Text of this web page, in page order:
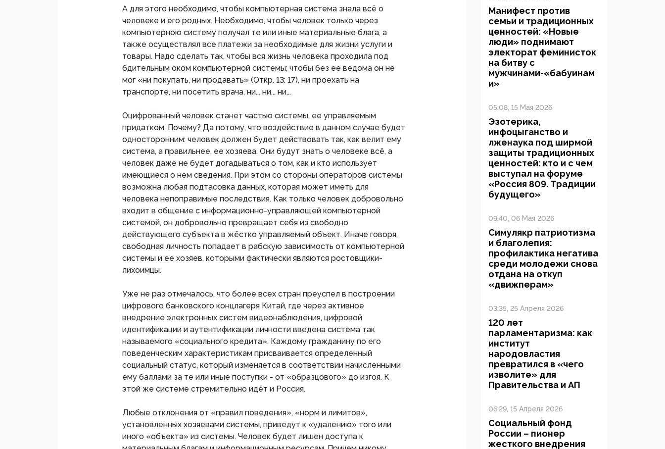
А для этого необходимо, чтобы компьютерная система знала всё о
человеке и его родных. Необходимо, чтобы человек только через
компьютерною систему получал те или иные материальные блага, а
также осуществлял все платежи за необходимые для жизни услуги и
товары. Надо сделать так, чтобы вся жизнь человека проходила под
бдительным оком компьютерной системы; чтобы без ее ведома он не
мог «ни покупать, ни продавать» (Откр. 13: 17), ни проехать на
транспорте, ни посетить врача, ни... ни... ни...
Оцифрованный человек станет частью системы, ее управляемым
придатком. Почему? Да потому, что воздействие в данном случае будет
односторонним: человек должен будет действовать так, как велит ему
система, а правильнее, ее хозяева. Они будут знать о человеке всё, а
человек даже не будет догадываться о том, как и кто использует
имеющиеся о нем сведения. При этом со стороны операторов системы
возможна любая подтасовка данных, которая может иметь для
человека непоправимые последствия. Как только человек добровольно
входит в общение с информационно-управляющей компьютерной
системой, он добровольно превращает себя из свободно
действующего субъекта в жёстко управляемый объект. Иначе говоря,
свободная личность попадает в рабскую зависимость от компьютерной
системы и ее хозяев, которыми фактически являются ростовщики-
лихоимцы.
Уже не раз отмечалось, что более всех стран преуспел в построении
цифрового банковского концлагеря Китай, где через активное
внедрение электронных систем видеонаблюдения, цифровой
идентификации и аутентификации личности введена система так
называемого «социального кредита». Каждому гражданину по его
поведенческим характеристикам присваивается определенный
социальный статус, который изменяется в соответствии начисленными
ему баллами за те или иные поступки - от «образцового» до изгоя. К
этой же системе стремительно идёт и Россия.
Любые отклонения от «правил поведения», «норм и лимитов»,
установленных хозяевами системы, приведут к «удалению» того или
иного «объекта» из системы. Человек будет лишен доступа к
Манифест против
семьи и традиционных
ценностей: «Новые
люди» поднимают
электорат феминисток
на битву с
мужчинами-«бабуинам
и»
05:08, 15 Мая 2026
Эзотерика,
инфоцыганство и
лженаука под ширмой
защиты традиционных
ценностей: кто и с чем
выступал на форуме
«Россия 809. Традиции
будущего»
09:40, 06 Мая 2026
Симулякр патриотизма
и благолепия:
профилактика негатива
среди молодежи снова
отдана на откуп
«движперам»
03:35, 25 Апреля 2026
120 лет
парламентаризма: как
институт
народовластия
превратился в «чего
изволите» для
Правительства и АП
06:29, 15 Апреля 2026
Социальный фонд
России – пионер
жесткого внедрения